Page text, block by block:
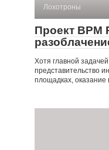
Лохотроны
Проект
Хотя главной
представительство
площадках, оказание